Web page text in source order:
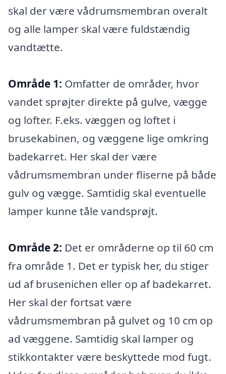
skal der være vådrumsmembran overalt
og alle lamper skal være fuldstændig
vandtætte.
Område 1: Omfatter de områder, hvor
vandet sprøjter direkte på gulve, vægge
og lofter. F.eks. væggen og loftet i
brusekabinen, og væggene lige omkring
badekarret. Her skal der være
vådrumsmembran under fliserne på både
gulv og vægge. Samtidig skal eventuelle
lamper kunne tåle vandsprøjt.
Område 2: Det er områderne op til 60 cm
fra område 1. Det er typisk her, du stiger
ud af brusenichen eller op af badekarret.
Her skal der fortsat være
vådrumsmembran på gulvet og 10 cm op
ad væggene. Samtidig skal lamper og
stikkontakter være beskyttede mod fugt.